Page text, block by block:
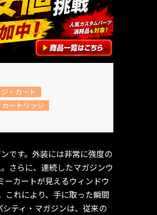
・カート
ートリッジ
です。外装には非常に強度の
さらに、連続したマガジンウ
ーカートが見えるウィンドウ
これにより、手に取った瞬間
ティ・マガジンは、従来の